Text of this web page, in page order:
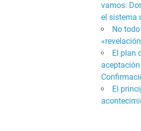
vamos:
el sistema
No
El plan
El